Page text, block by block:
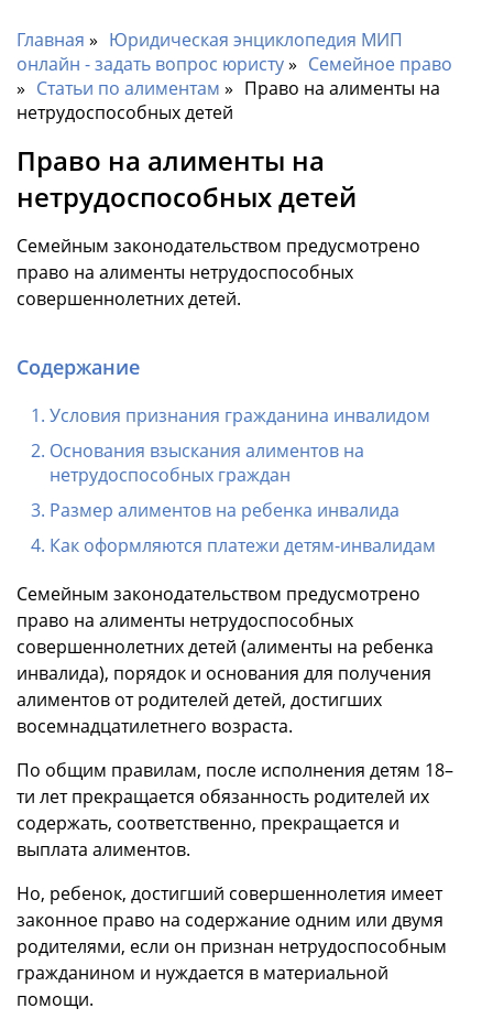
Главная
Юридическая энциклопедия МИП
онлайн - задать вопрос юристу
Семейное право
Статьи по алиментам
Право на алименты на
нетрудоспособных детей
Право на алименты на
нетрудоспособных детей
Семейным законодательством предусмотрено
право на алименты нетрудоспособных
совершеннолетних детей.
Содержание
Условия признания гражданина инвалидом
Основания взыскания алиментов на
нетрудоспособных граждан
Размер алиментов на ребенка инвалида
Как оформляются платежи детям-инвалидам
Семейным законодательством предусмотрено
право на алименты нетрудоспособных
совершеннолетних детей (алименты на ребенка
инвалида), порядок и основания для получения
алиментов от родителей детей, достигших
восемнадцатилетнего возраста.
По общим правилам, после исполнения детям 18–
ти лет прекращается обязанность родителей их
содержать, соответственно, прекращается и
выплата алиментов.
Но, ребенок, достигший совершеннолетия имеет
законное право на содержание одним или двумя
родителями, если он признан нетрудоспособным
гражданином и нуждается в материальной
помощи.